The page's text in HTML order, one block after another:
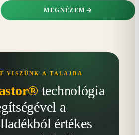
MEGNÉZEM
VISZÜNK A TALAJBA
technológia
a
értékes